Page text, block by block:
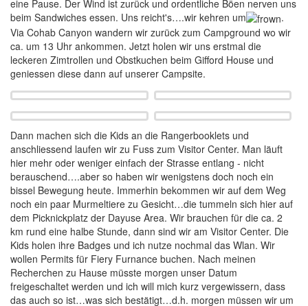
eine Pause. Der Wind ist zurück und ordentliche Böen nerven uns
beim Sandwiches essen. Uns reicht's….wir kehren um
.
Via Cohab Canyon wandern wir zurück zum Campground wo wir
ca. um 13 Uhr ankommen. Jetzt holen wir uns erstmal die
leckeren Zimtrollen und Obstkuchen beim Gifford House und
geniessen diese dann auf unserer Campsite.
Dann machen sich die Kids an die Rangerbooklets und
anschliessend laufen wir zu Fuss zum Visitor Center. Man läuft
hier mehr oder weniger einfach der Strasse entlang - nicht
berauschend….aber so haben wir wenigstens doch noch ein
bissel Bewegung heute. Immerhin bekommen wir auf dem Weg
noch ein paar Murmeltiere zu Gesicht…die tummeln sich hier auf
dem Picknickplatz der Dayuse Area. Wir brauchen für die ca. 2
km rund eine halbe Stunde, dann sind wir am Visitor Center. Die
Kids holen ihre Badges und ich nutze nochmal das Wlan. Wir
wollen Permits für Fiery Furnance buchen. Nach meinen
Recherchen zu Hause müsste morgen unser Datum
freigeschaltet werden und ich will mich kurz vergewissern, dass
das auch so ist…was sich bestätigt…d.h. morgen müssen wir um